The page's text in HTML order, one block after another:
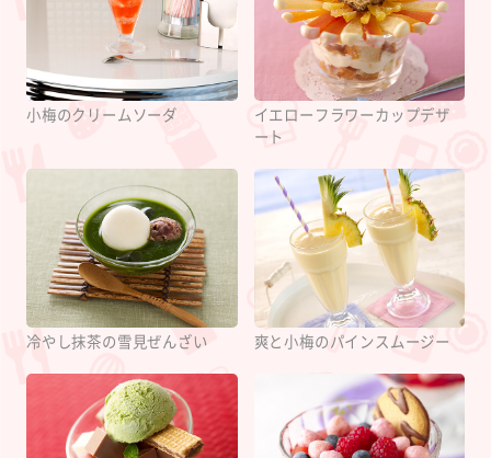
小梅のクリームソーダ
イエローフラワーカップデザ
ート
冷やし抹茶の雪見ぜんざい 爽と小梅のパインスムージー